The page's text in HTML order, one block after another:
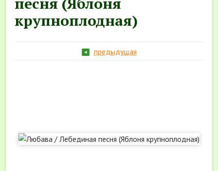
крупноплодная)
предыдущая